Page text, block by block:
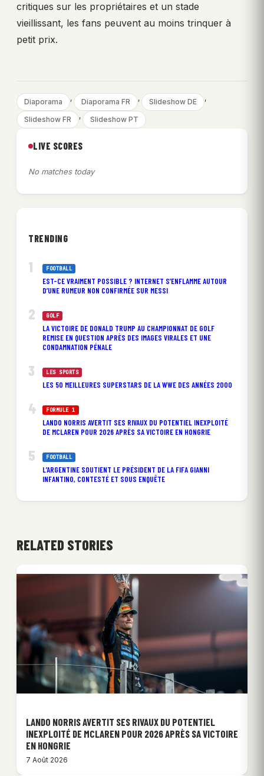
critiques sur les propriétaires et un stade
vieillissant, les fans peuvent au moins trinquer à
petit prix.
Diaporama , Diaporama FR , Slideshow DE ,
Slideshow FR , Slideshow PT
LIVE SCORES
No matches today
TRENDING
FOOTBALL
EST-CE VRAIMENT POSSIBLE ? INTERNET S’ENFLAMME AUTOUR
D’UNE RUMEUR NON CONFIRMÉE SUR MESSI
GOLF
LA VICTOIRE DE DONALD TRUMP AU CHAMPIONNAT DE GOLF
REMISE EN QUESTION APRÈS DES IMAGES VIRALES ET UNE
CONDAMNATION PÉNALE
LES SPORTS
LES 50 MEILLEURES SUPERSTARS DE LA WWE DES ANNÉES 2000
FORMULE 1
LANDO NORRIS AVERTIT SES RIVAUX DU POTENTIEL INEXPLOITÉ
DE MCLAREN POUR 2026 APRÈS SA VICTOIRE EN HONGRIE
FOOTBALL
L’ARGENTINE SOUTIENT LE PRÉSIDENT DE LA FIFA GIANNI
INFANTINO, CONTESTÉ ET SOUS ENQUÊTE
RELATED STORIES
LANDO NORRIS AVERTIT SES RIVAUX DU POTENTIEL
INEXPLOITÉ DE MCLAREN POUR 2026 APRÈS SA VICTOIRE
EN HONGRIE
7 Août 2026